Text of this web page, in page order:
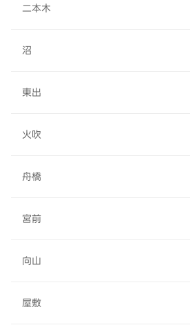
二本木
沼
東出
火吹
舟橋
宮前
向山
屋敷